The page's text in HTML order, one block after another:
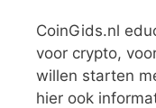
CoinGids.nl
voor crypto,
willen starten
hier ook